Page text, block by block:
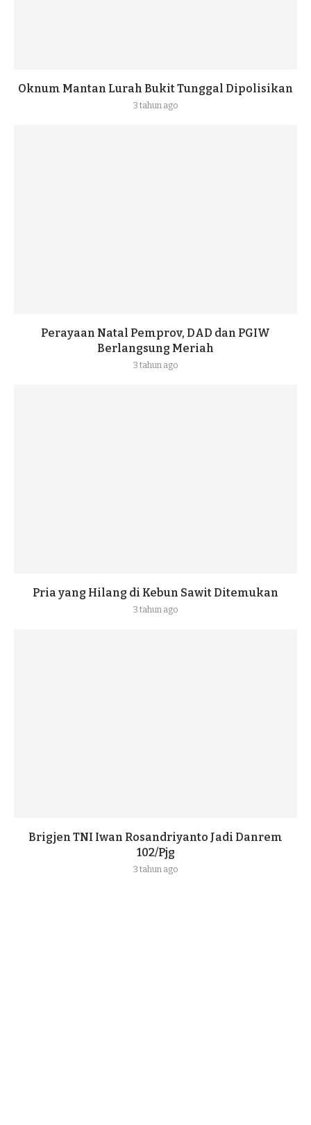
Oknum Mantan Lurah Bukit Tunggal Dipolisikan
3 tahun ago
Perayaan Natal Pemprov, DAD dan PGIW
Berlangsung Meriah
3 tahun ago
Pria yang Hilang di Kebun Sawit Ditemukan
3 tahun ago
Brigjen TNI Iwan Rosandriyanto Jadi Danrem
102/Pjg
3 tahun ago